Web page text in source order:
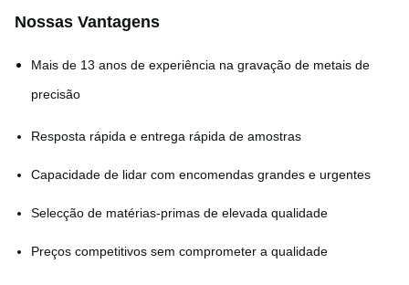
Nossas Vantagens
Mais de 13 anos de experiência na gravação de metais de
precisão
Resposta rápida e entrega rápida de amostras
Capacidade de lidar com encomendas grandes e urgentes
Selecção de matérias-primas de elevada qualidade
Preços competitivos sem comprometer a qualidade